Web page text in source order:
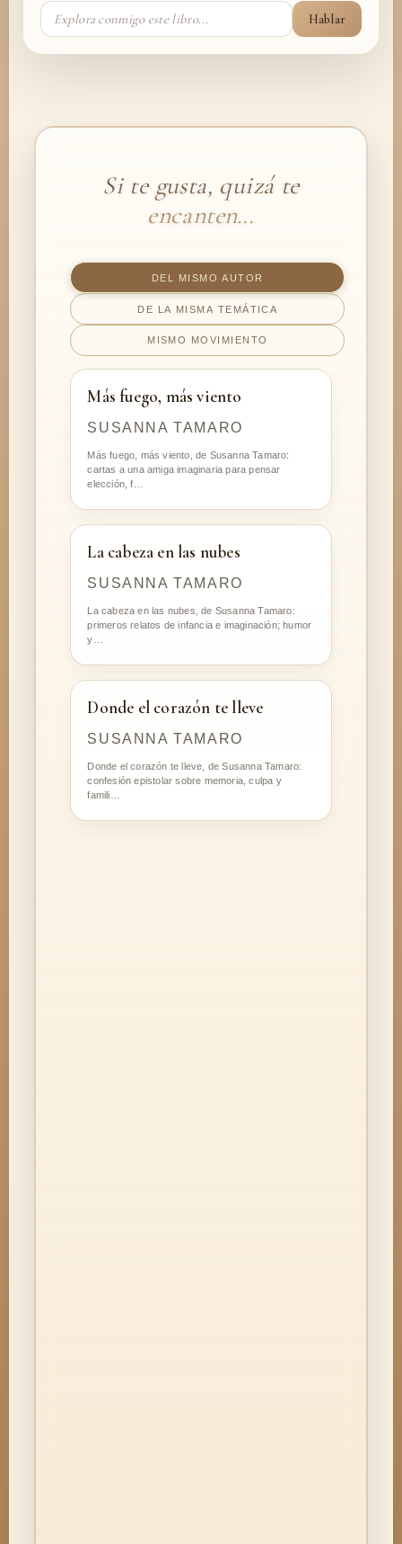
Hablar
Si te gusta, quizá te
encanten…
DEL MISMO AUTOR
DE LA MISMA TEMÁTICA
MISMO MOVIMIENTO
Más fuego, más viento
SUSANNA TAMARO
Más fuego, más viento, de Susanna Tamaro:
cartas a una amiga imaginaria para pensar
elección, f…
La cabeza en las nubes
SUSANNA TAMARO
La cabeza en las nubes, de Susanna Tamaro:
primeros relatos de infancia e imaginación; humor
y…
Donde el corazón te lleve
SUSANNA TAMARO
Donde el corazón te lleve, de Susanna Tamaro:
confesión epistolar sobre memoria, culpa y
famili…